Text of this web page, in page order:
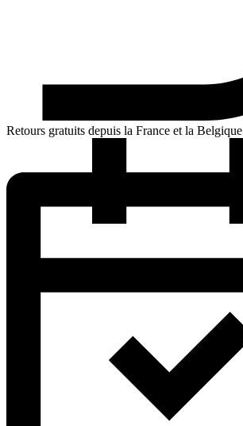
Retours gratuits depuis la France et la Belgique